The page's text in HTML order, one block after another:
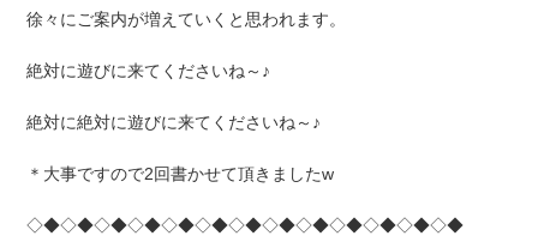
徐々にご案内が増えていくと思われます。
絶対に遊びに来てくださいね～♪
絶対に絶対に遊びに来てくださいね～♪
＊大事ですので2回書かせて頂きましたw
◇◆◇◆◇◆◇◆◇◆◇◆◇◆◇◆◇◆◇◆◇◆◇◆◇◆